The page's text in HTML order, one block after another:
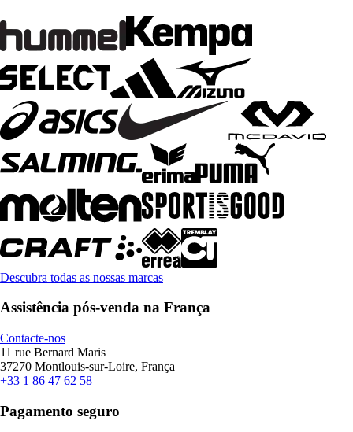
Descubra todas as nossas marcas
Assistência pós-venda na França
Contacte-nos
11 rue Bernard Maris
37270 Montlouis-sur-Loire, França
+33 1 86 47 62 58
Pagamento seguro